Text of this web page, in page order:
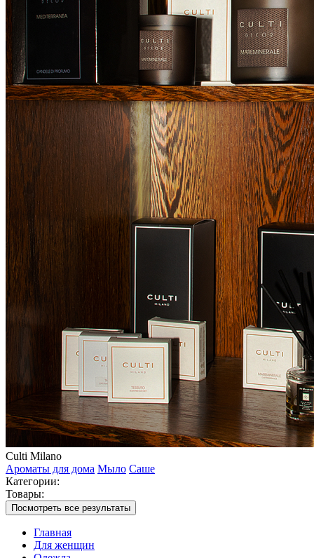
Culti Milano
Ароматы для дома Мыло Саше
Категории:
Товары:
Посмотреть все результаты
Главная
Для женщин